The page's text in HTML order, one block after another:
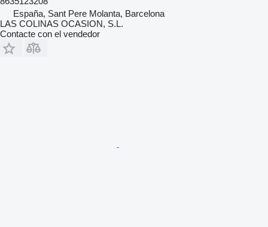
España, Sant Pere Molanta, Barcelona
LAS COLINAS OCASION, S.L.
Contacte con el vendedor